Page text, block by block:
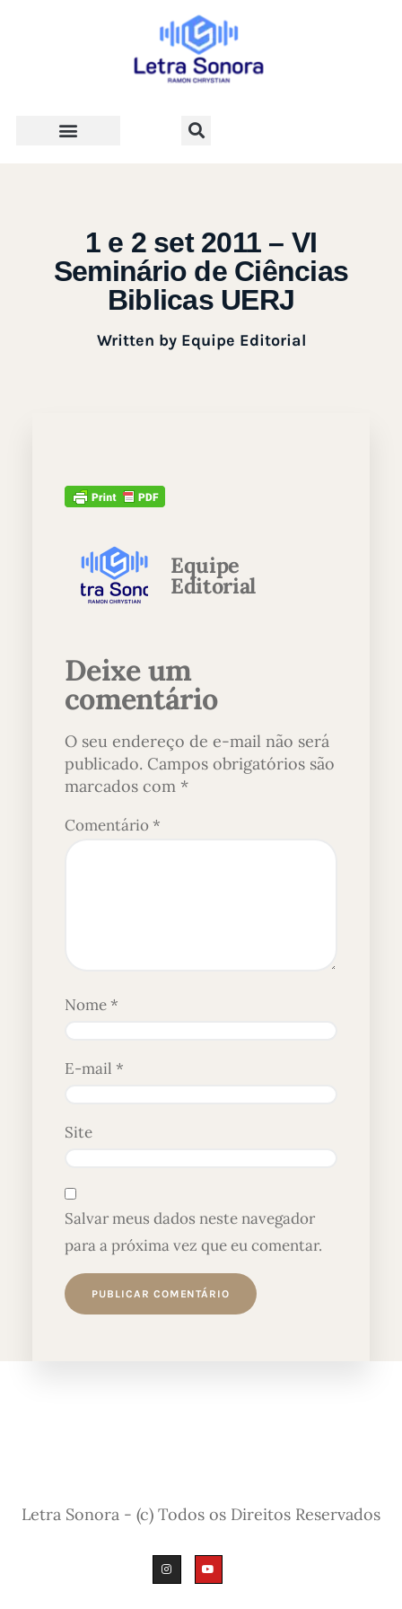
1 e 2 set 2011 – VI
Seminário de Ciências
Biblicas UERJ
Written byEquipe Editorial
Equipe
Editorial
Deixe um
comentário
O seu endereço de e-mail não será
publicado. Campos obrigatórios são
marcados com *
Comentário*
Nome*
E-mail *
Site
Salvar meus dados neste navegador
para a próxima vez que eu comentar.
Letra Sonora - (c) Todos os Direitos Reservados